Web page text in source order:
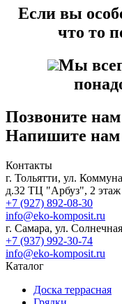
Если вы
что то
Мы
Позвоните
Напишите нам
Контакты
г. Тольятти, ул.
д.32 ТЦ "Арбуз", 2 этаж
+7 (927) 892-08-30
info@eko-komposit.ru
г. Самара, ул.
+7 (937) 992-30-74
info@eko-komposit.ru
Каталог
Доска террасная